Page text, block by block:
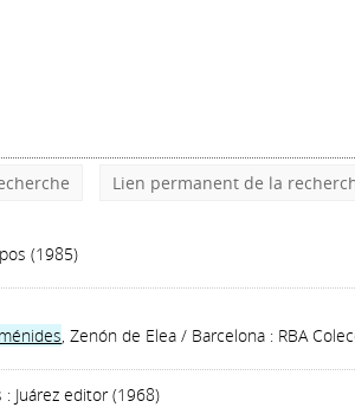
Lien permanent de la
(1985)
, Zenón de Elea / Barcelona : RBA
Juárez editor (1968)